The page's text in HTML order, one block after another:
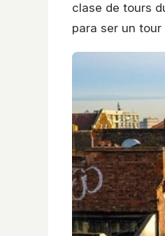
clase de tours
para ser un